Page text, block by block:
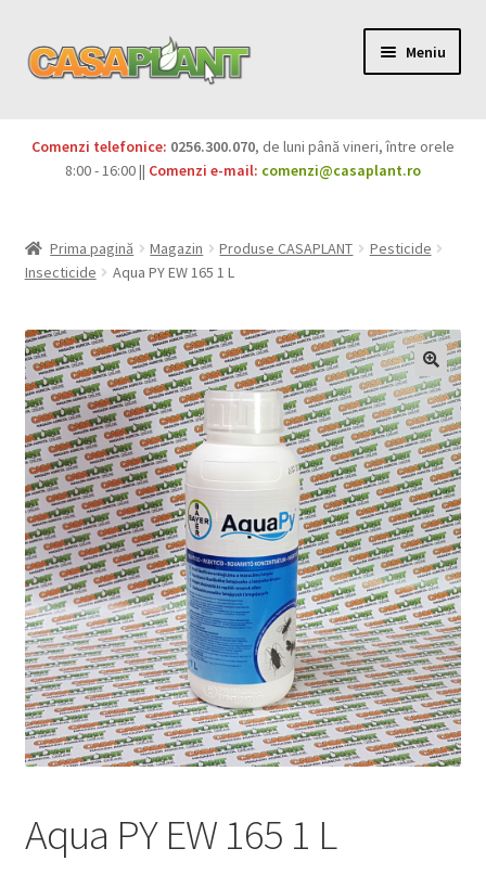
Meniu
Pesticide
copil
Produse BIO
Igienă publică
Casa și grădina
Extinde
meniul
copil
Sere și solarii
Extinde
meniul
copil
Comenzi telefonice: 0256.300.070, de luni până vineri, între orele
8:00 - 16:00 || Comenzi e-mail: comenzi@casaplant.ro
Prima pagină Magazin Produse CASAPLANT
Pesticide
Insecticide
Aqua PY EW 165 1 L
Aqua PY EW 165 1 L